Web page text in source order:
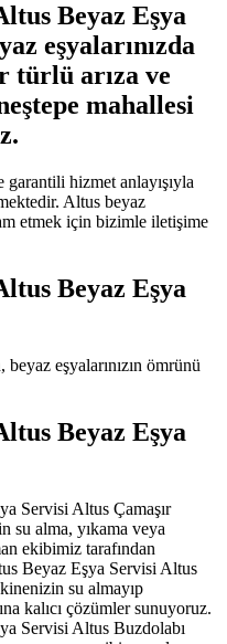
Beyaz Eşya
eşyalarınızda
türlü arıza ve
mahallesi
hizmet anlayışıyla
Altus beyaz
etmek için bizimle iletişime
Beyaz Eşya
eşyalarınızın ömrünü
Beyaz Eşya
Servisi Altus Çamaşır
su alma, yıkama veya
ekibimiz tarafından
Beyaz Eşya Servisi Altus
su almayıp
kalıcı çözümler sunuyoruz.
Servisi Altus Buzdolabı